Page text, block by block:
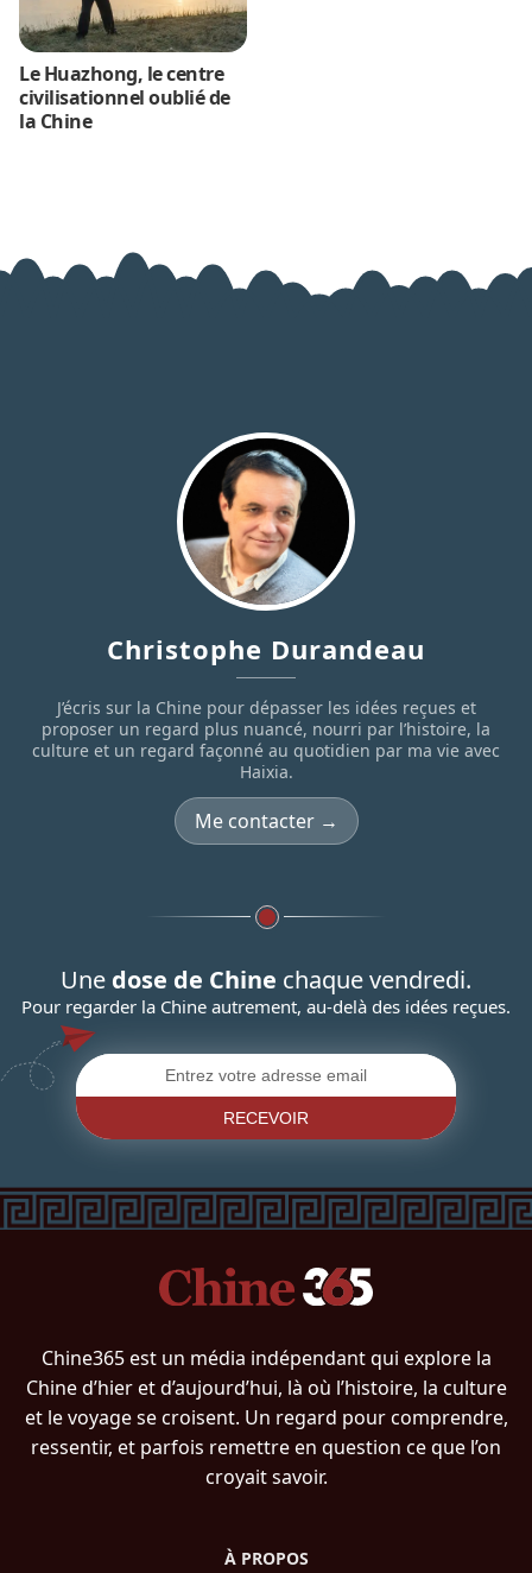
Le Huazhong, le centre
civilisationnel oublié de
la Chine
Christophe Durandeau
J’écris sur la Chine pour dépasser les idées reçues et
proposer un regard plus nuancé, nourri par l’histoire, la
culture et un regard façonné au quotidien par ma vie avec
Haixia.
Me contacter →
Une dose de Chine chaque vendredi.
Pour regarder la Chine autrement, au-delà des idées reçues.
RECEVOIR
Chine365 est un média indépendant qui explore la
Chine d’hier et d’aujourd’hui, là où l’histoire, la culture
et le voyage se croisent. Un regard pour comprendre,
ressentir, et parfois remettre en question ce que l’on
croyait savoir.
À PROPOS